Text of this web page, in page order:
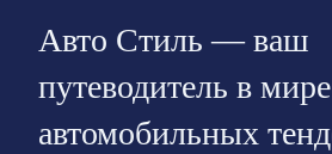
Авто Стиль — ваш
путеводитель в мире
автомобильных